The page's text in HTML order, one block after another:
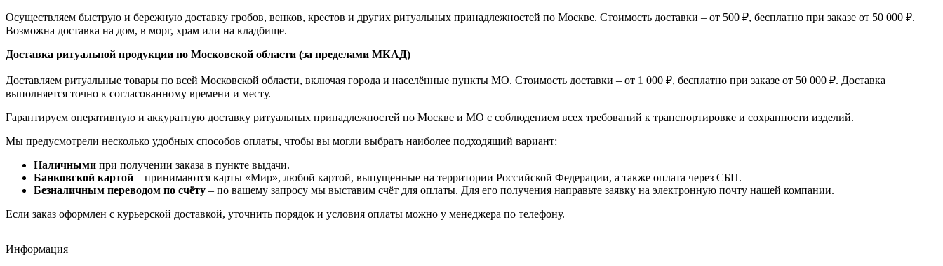
Осуществляем быструю и бережную доставку гробов, венков, крестов и других ритуальных принадлежностей по Москве. Стоимость доставки – от 500 ₽, бесплатно при заказе от 50 000 ₽.
Возможна доставка на дом, в морг, храм или на кладбище.
Доставка ритуальной продукции по Московской области (за пределами МКАД)
Доставляем ритуальные товары по всей Московской области, включая города и населённые пункты МО. Стоимость доставки – от 1 000 ₽, бесплатно при заказе от 50 000 ₽. Доставка
выполняется точно к согласованному времени и месту.
Гарантируем оперативную и аккуратную доставку ритуальных принадлежностей по Москве и МО с соблюдением всех требований к транспортировке и сохранности изделий.
Мы предусмотрели несколько удобных способов оплаты, чтобы вы могли выбрать наиболее подходящий вариант:
Наличными при получении заказа в пункте выдачи.
Банковской картой – принимаются карты «Мир», любой картой, выпущенные на территории Российской Федерации, а также оплата через СБП.
Безналичным переводом по счёту – по вашему запросу мы выставим счёт для оплаты. Для его получения направьте заявку на электронную почту нашей компании.
Если заказ оформлен с курьерской доставкой, уточнить порядок и условия оплаты можно у менеджера по телефону.
Информация